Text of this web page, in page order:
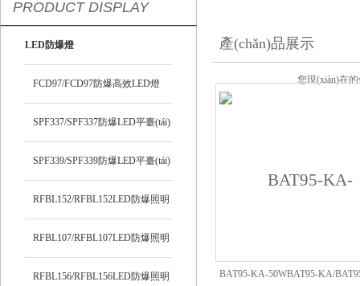
PRODUCT DISPLAY
LED防爆燈
FCD97/FCD97防爆高效LED燈
SPF337/SPF337防爆LED平臺(tái)
燈
SPF339/SPF339防爆LED平臺(tái)
燈
RFBL152/RFBL152LED防爆照明
燈
RFBL107/RFBL107LED防爆照明
燈
RFBL156/RFBL156LED防爆照明
產(chǎn)品展示
您現(xiàn)在
BAT95-KA-50WBAT95-KA/